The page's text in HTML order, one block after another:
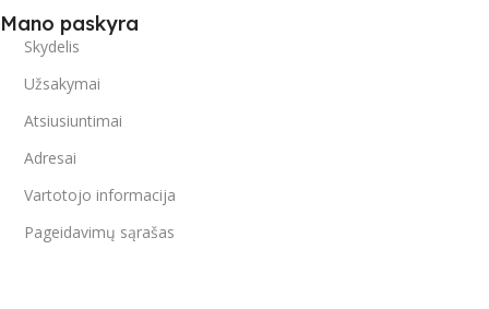
Mano paskyra
Skydelis
Užsakymai
Atsiusiuntimai
Adresai
Vartotojo informacija
Pageidavimų sąrašas